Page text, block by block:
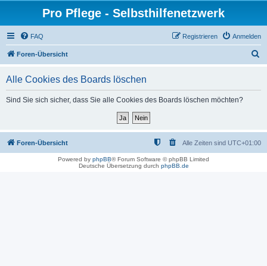
Pro Pflege - Selbsthilfenetzwerk
FAQ Anmelden
Registrieren
Foren-Übersicht
Alle Cookies des Boards löschen
Sind Sie sich sicher, dass Sie alle Cookies des Boards löschen möchten?
Foren-Übersicht Alle Zeiten sind UTC+01:00
Powered by phpBB® Forum Software © phpBB Limited
Deutsche Übersetzung durch phpBB.de